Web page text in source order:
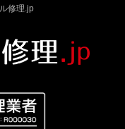
修理.jp